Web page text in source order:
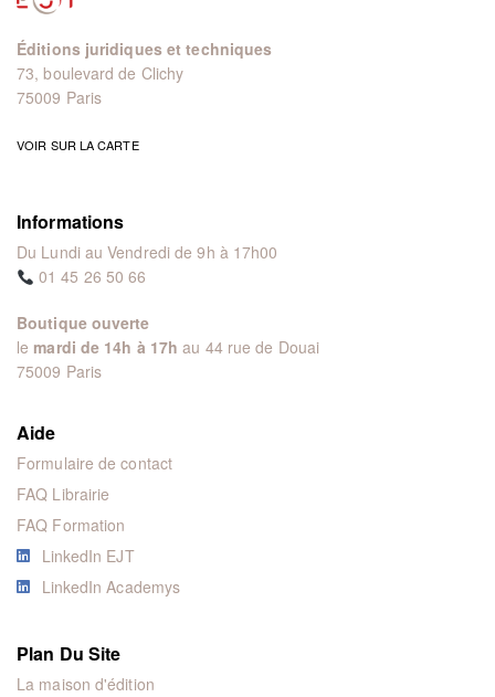
Éditions juridiques et techniques
73, boulevard de Clichy
75009 Paris
VOIR SUR LA CARTE
Informations
Du Lundi au Vendredi de 9h à 17h00
01 45 26 50 66
Boutique ouverte
le mardi de 14h à 17h au 44 rue de Douai
75009 Paris
Aide
Formulaire de contact
FAQ Librairie
FAQ Formation
LinkedIn EJT
LinkedIn Academys
Plan Du Site
La maison d'édition